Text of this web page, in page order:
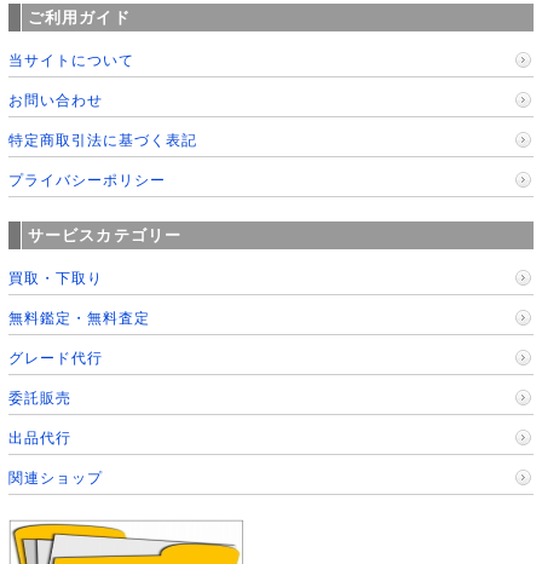
ご利用ガイド
当サイトについて
お問い合わせ
特定商取引法に基づく表記
プライバシーポリシー
サービスカテゴリー
買取・下取り
無料鑑定・無料査定
グレード代行
委託販売
出品代行
関連ショップ